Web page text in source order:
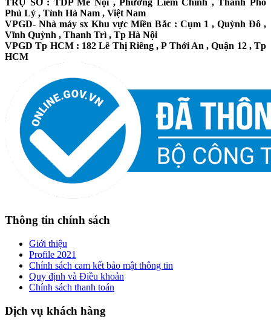
TRỤ SỞ : TDP Mễ Nội , Phường Liêm Chính , Thành Phố
Phủ Lý , Tỉnh Hà Nam , Việt Nam
VPGD- Nhà máy sx Khu vực Miền Bắc : Cụm 1 , Quỳnh Đô ,
Vĩnh Quỳnh , Thanh Trì , Tp Hà Nội
VPGD Tp HCM : 182 Lê Thị Riêng , P Thới An , Quận 12 , Tp
HCM
Thông tin chính sách
Giới thiệu
Profile 2021
Chính sách cam kết bảo mật thông tin
Quy định và Điều khoản
Chính sách thanh toán
Dịch vụ khách hàng